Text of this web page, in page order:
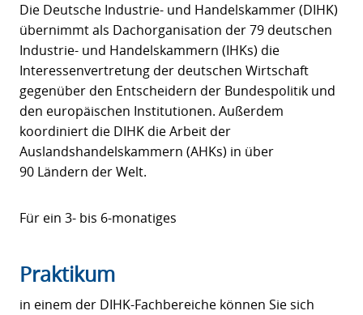
Die Deutsche Industrie- und Handelskammer (DIHK)
übernimmt als Dachorganisation der 79 deutschen
Industrie- und Handelskammern (IHKs) die
Interessenvertretung der deutschen Wirtschaft
gegenüber den Entscheidern der Bundespolitik und
den europäischen Institutionen. Außerdem
koordiniert die DIHK die Arbeit der
Auslandshandelskammern (AHKs) in über
90 Ländern der Welt.
Für ein 3- bis 6-monatiges
Praktikum
in einem der DIHK-Fachbereiche können Sie sich